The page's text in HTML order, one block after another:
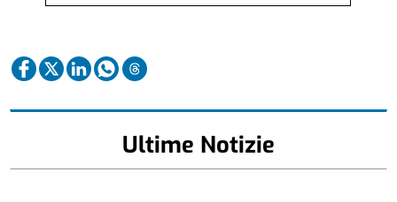
Ultime Notizie